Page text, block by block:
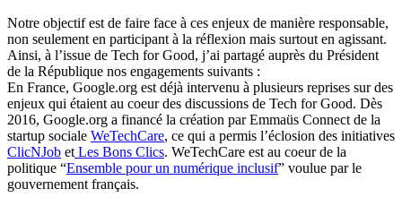
Notre objectif est de faire face à ces enjeux de manière responsable,
non seulement en participant à la réflexion mais surtout en agissant.
Ainsi, à l’issue de Tech for Good, j’ai partagé auprès du Président
de la République nos engagements suivants :
En France, Google.org est déjà intervenu à plusieurs reprises sur des
enjeux qui étaient au coeur des discussions de Tech for Good. Dès
2016, Google.org a financé la création par Emmaüs Connect de la
startup sociale WeTechCare, ce qui a permis l’éclosion des initiatives
ClicNJob etLes Bons Clics. WeTechCare est au coeur de la
politique “Ensemble pour un numérique inclusif” voulue par le
gouvernement français.